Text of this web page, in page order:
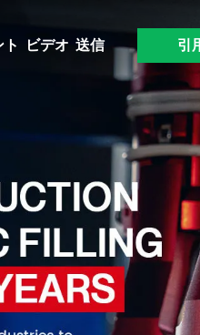
ビデオ 送信 引